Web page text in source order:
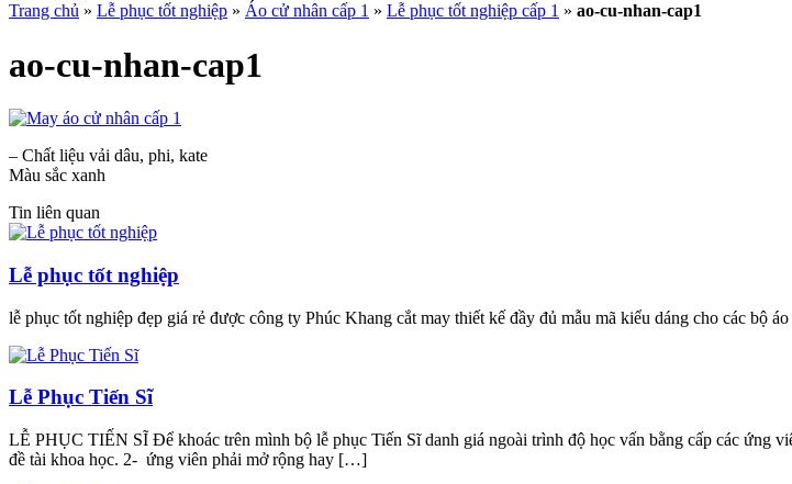
Trang chủ » Lễ phục tốt nghiệp » Áo cử nhân cấp 1 » Lễ phục tốt nghiệp cấp 1 » ao-cu-nhan-cap1
ao-cu-nhan-cap1
– Chất liệu vải dâu, phi, kate
Màu sắc xanh
Tin liên quan
Lễ phục tốt nghiệp
lễ phục tốt nghiệp đẹp giá rẻ được công ty Phúc Khang cắt may thiết kế đầy đủ mẫu mã kiểu dáng cho các bộ
Lễ Phục Tiến Sĩ
LỄ PHỤC TIẾN SĨ Để khoác trên mình bộ lễ phục Tiến Sĩ danh giá ngoài trình độ học vấn bằng cấp các ứng
đề tài khoa học. 2- ứng viên phải mở rộng hay […]